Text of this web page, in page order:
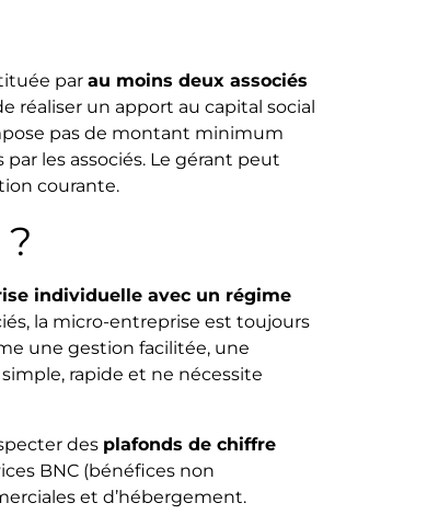
par au moins deux associés
réaliser un apport au capital social
pas de montant minimum
les associés. Le gérant peut
courante.
individuelle avec un régime
la micro-entreprise est toujours
une gestion facilitée, une
rapide et ne nécessite
des plafonds de chiffre
BNC (bénéfices non
et d’hébergement.